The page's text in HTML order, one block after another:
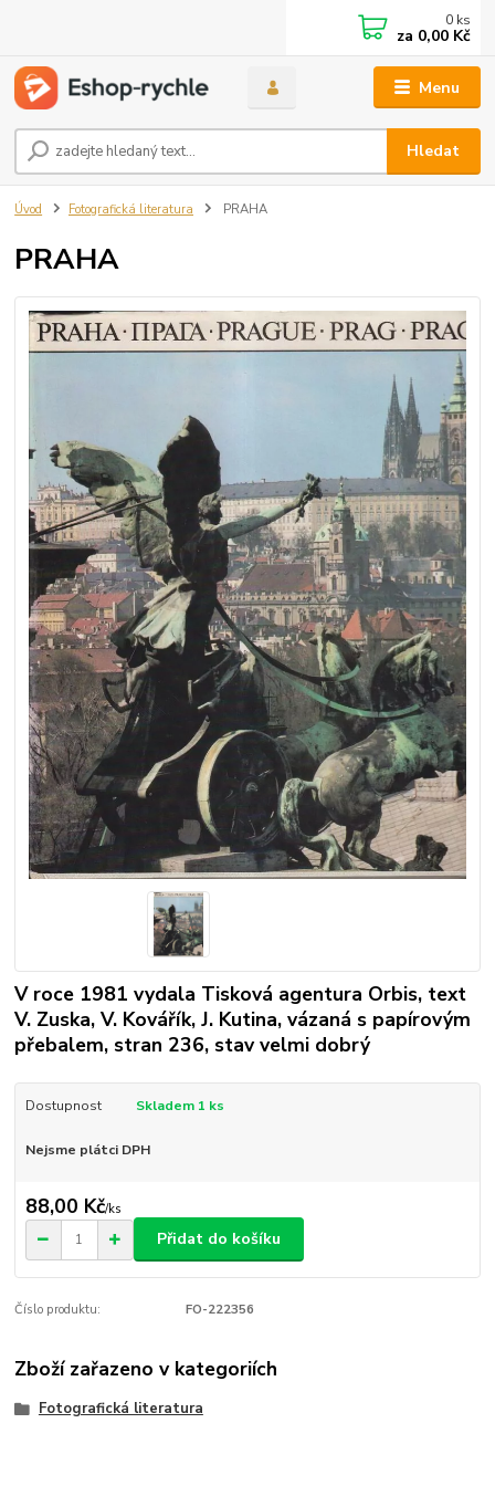
Menu
Hledat
0 ks
za 0,00 Kč
Úvod Fotografická literatura PRAHA
PRAHA
V roce 1981 vydala Tisková agentura Orbis, text
V. Zuska, V. Kovářík, J. Kutina, vázaná s papírovým
přebalem, stran 236, stav velmi dobrý
Dostupnost Skladem 1 ks
Nejsme plátci DPH
88,00 Kč/ks
Přidat do košíku
Číslo produktu: FO-222356
Zboží zařazeno v kategoriích
Fotografická literatura